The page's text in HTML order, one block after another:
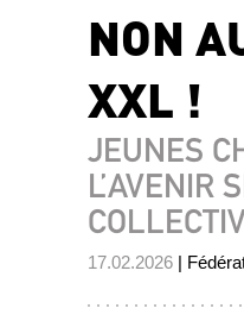
NON
XXL !
JEUNES
L’AVENIR
17.02.2026 |